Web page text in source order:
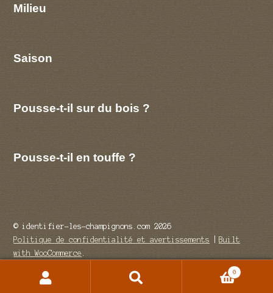
Milieu
Saison
Pousse-t-il sur du bois ?
Pousse-t-il en touffe ?
© identifier-les-champignons.com 2026
Politique de confidentialité et avertissements
Built
with WooCommerce
Recherche
0